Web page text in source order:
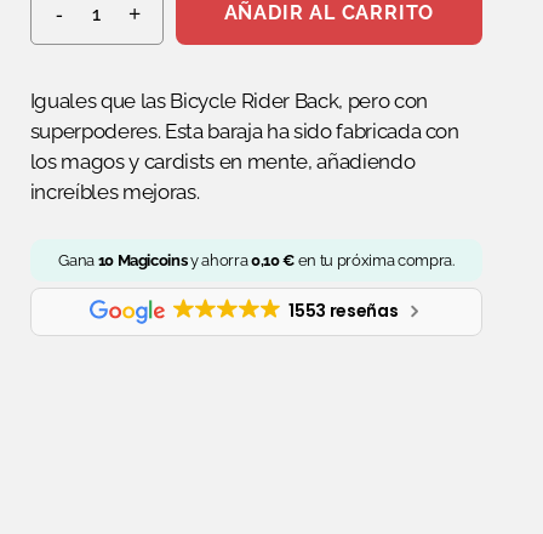
AÑADIR AL CARRITO
Iguales que las Bicycle Rider Back, pero con
superpoderes. Esta baraja ha sido fabricada con
los magos y cardists en mente, añadiendo
increíbles mejoras.
Gana 10Magicoinsy ahorra0,10€ en tu próxima compra.
1553 reseñas